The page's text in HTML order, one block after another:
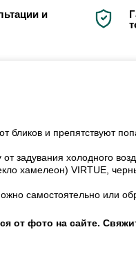
и
бликов и препятствуют
задувания холодного
хамелеон) VIRTUE,
самостоятельно или
от фото на сайте.